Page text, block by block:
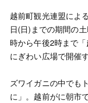
越前町観光連盟によ
日(日)までの期間の
時から午後2時まで「
にぎわい広場で開催す
ズワイガニの中でも
に」。越前がに朝市